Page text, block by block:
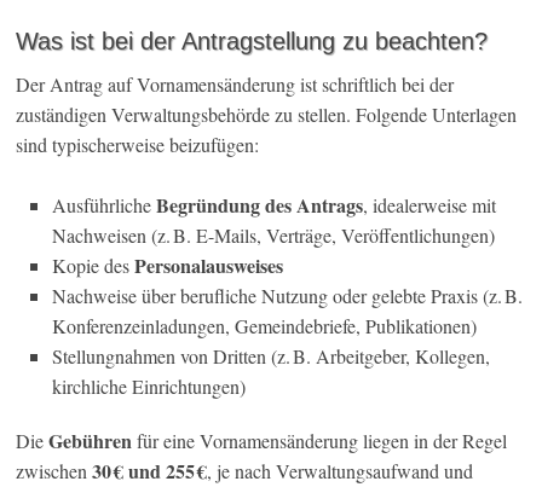
Was ist bei der Antragstellung zu beachten?
Der Antrag auf Vornamensänderung ist schriftlich bei der
zuständigen Verwaltungsbehörde zu stellen. Folgende Unterlagen
sind typischerweise beizufügen:
AusführlicheBegründung des Antrags, idealerweise mit
Nachweisen (z. B. E-Mails, Verträge, Veröffentlichungen)
Kopie desPersonalausweises
Nachweise über berufliche Nutzung oder gelebte Praxis (z. B.
Konferenzeinladungen, Gemeindebriefe, Publikationen)
Stellungnahmen von Dritten (z. B. Arbeitgeber, Kollegen,
kirchliche Einrichtungen)
DieGebührenfür eine Vornamensänderung liegen in der Regel
zwischen30 € und 255 €, je nach Verwaltungsaufwand und